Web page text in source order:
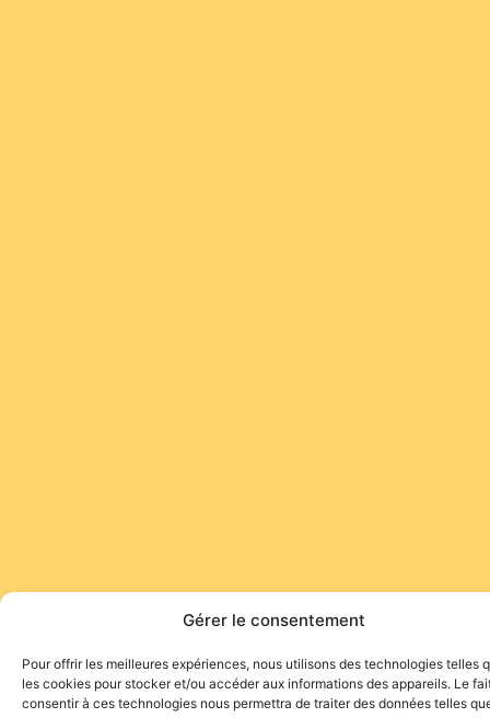
Gérer le consentement
Pour offrir les meilleures expériences, nous utilisons des technologies telles
les cookies pour stocker et/ou accéder aux informations des appareils. Le
consentir à ces technologies nous permettra de traiter des données telles